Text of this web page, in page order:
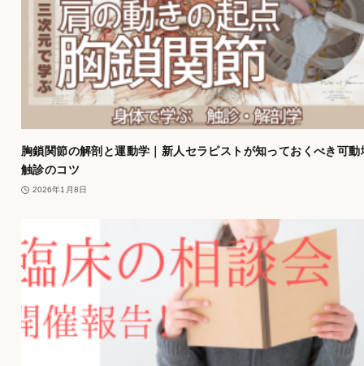
胸鎖関節の解剖と運動学｜新人セラピストが知っておくべき可動
触診のコツ
2026年1月8日